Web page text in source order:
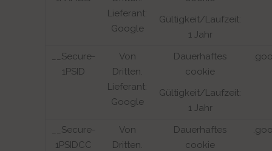
Lieferant:
Google
Gültigkeit/Laufzeit:
1 Jahr
__Secure-
1PSID
Von
Dritten.
Lieferant:
Google
Dauerhaftes
cookie
Gültigkeit/Laufzeit:
1 Jahr
__Secure-
1PSIDCC
Von
Dritten.
Dauerhaftes
cookie